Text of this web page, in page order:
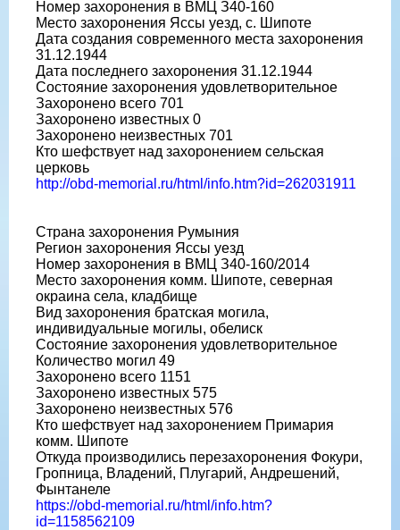
Номер захоронения в ВМЦ З40-160
Место захоронения Яссы уезд, с. Шипоте
Дата создания современного места захоронения
31.12.1944
Дата последнего захоронения 31.12.1944
Состояние захоронения удовлетворительное
Захоронено всего 701
Захоронено известных 0
Захоронено неизвестных 701
Кто шефствует над захоронением сельская
церковь
http://obd-memorial.ru/html/info.htm?id=262031911
Страна захоронения Румыния
Регион захоронения Яссы уезд
Номер захоронения в ВМЦ З40-160/2014
Место захоронения комм. Шипоте, северная
окраина села, кладбище
Вид захоронения братская могила,
индивидуальные могилы, обелиск
Состояние захоронения удовлетворительное
Количество могил 49
Захоронено всего 1151
Захоронено известных 575
Захоронено неизвестных 576
Кто шефствует над захоронением Примария
комм. Шипоте
Откуда производились перезахоронения Фокури,
Гропница, Владений, Плугарий, Андрешений,
Фынтанеле
https://obd-memorial.ru/html/info.htm?
id=1158562109